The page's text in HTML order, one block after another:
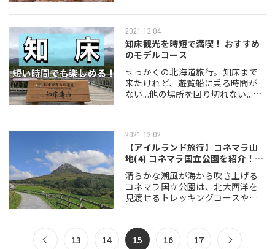
ん）・榛名山（はるなさん）・妙
須火山帯に属する上毛…
2021.12.04
知床観光を時短で満喫！ おすすめ
のモデルコース
せっかくの北海道旅行。知床まで
来たけれど、遊覧船に乗る時間が
ない...他の場所を回り切れない...ど
の時短ルートをご紹介します。 目
2021.12.02
【アイルランド旅行】コネマラ山
地(4) コネマラ国立公園を紹介！ダ
イア…
清らかな潮風が海から吹き上げる
コネマラ国立公園は、北大西洋を
見渡せるトレッキングコースや、
ん日本人にも人気の観光地です。
近頃はゴールウェイか…
13 14 15 16 17